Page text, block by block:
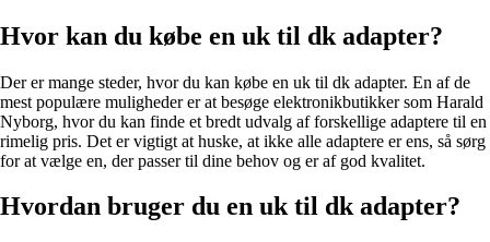
Hvor kan du købe en uk til dk adapter?
Der er mange steder, hvor du kan købe en uk til dk adapter. En af de
mest populære muligheder er at besøge elektronikbutikker som Harald
Nyborg, hvor du kan finde et bredt udvalg af forskellige adaptere til en
rimelig pris. Det er vigtigt at huske, at ikke alle adaptere er ens, så sørg
for at vælge en, der passer til dine behov og er af god kvalitet.
Hvordan bruger du en uk til dk adapter?